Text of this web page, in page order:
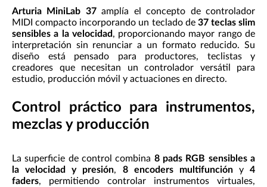
Arturia MiniLab 37amplía el concepto de controlador
MIDI compacto incorporando un teclado de 37 teclas slim
sensibles a la velocidad, proporcionando mayor rango de
interpretación sin renunciar a un formato reducido. Su
diseño está pensado para productores, teclistas y
creadores que necesitan un controlador versátil para
estudio, producción móvil y actuaciones en directo.
Control práctico para instrumentos,
mezclas y producción
La superficie de control combina 8 pads RGB sensibles a
la velocidad y presión, 8 encoders multifuncióny 4
faders, permitiendo controlar instrumentos virtuales,